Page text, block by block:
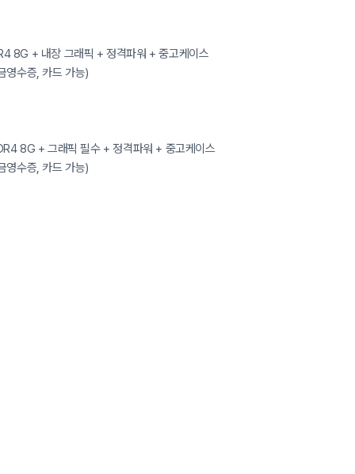
8G + 내장 그래픽 + 정격파워 + 중고케이스
수증, 카드 가능)
8G + 그래픽 필수 + 정격파워 + 중고케이스
수증, 카드 가능)